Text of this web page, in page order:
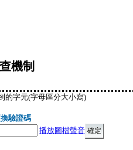
機制
的字元(字母區分大小寫)
驗證碼
播放圖檔聲音